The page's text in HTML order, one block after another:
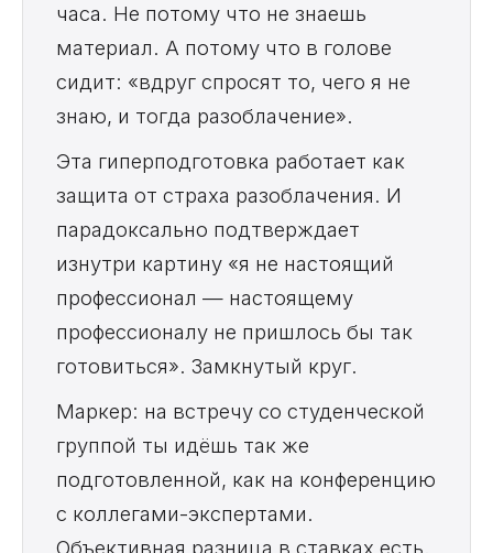
часа. Не потому что не знаешь
материал. А потому что в голове
сидит: «вдруг спросят то, чего я не
знаю, и тогда разоблачение».
Эта гиперподготовка работает как
защита от страха разоблачения. И
парадоксально подтверждает
изнутри картину «я не настоящий
профессионал — настоящему
профессионалу не пришлось бы так
готовиться». Замкнутый круг.
Маркер: на встречу со студенческой
группой ты идёшь так же
подготовленной, как на конференцию
с коллегами-экспертами.
Объективная разница в ставках есть.